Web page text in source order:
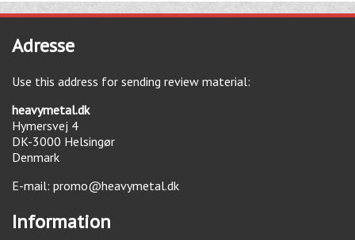
Adresse
Use this address for sending review material:
heavymetal.dk
Hymersvej 4
DK-3000 Helsingør
Denmark
E-mail: promo@heavymetal.dk
Information